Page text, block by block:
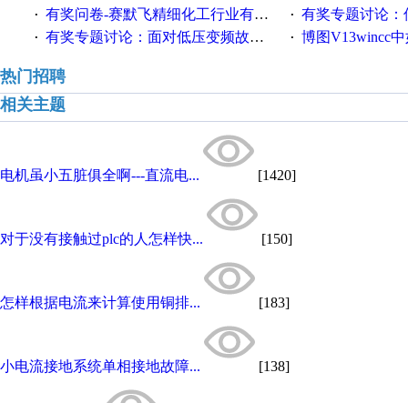
· 有奖问卷-赛默飞精细化工行业有奖调查来袭！ · 有奖专题讨论：伺服选择
· 有奖专题讨论：面对低压变频故障，老手是这样解决的！ · 博图V13wincc中如何
热门招聘
相关主题
电机虽小五脏俱全啊---直流电... [1420]
对于没有接触过plc的人怎样快... [150]
怎样根据电流来计算使用铜排... [183]
小电流接地系统单相接地故障... [138]